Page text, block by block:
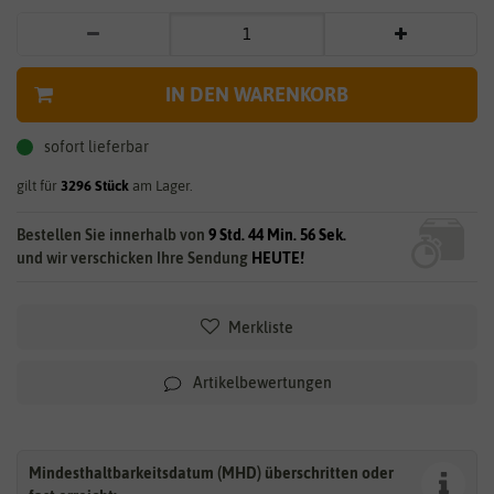
IN DEN WARENKORB
sofort lieferbar
gilt für 3296 Stück am Lager.
Bestellen Sie innerhalb von 9 Std. 44 Min. 55 Sek.
und wir verschicken Ihre Sendung HEUTE!
Merkliste
Artikelbewertungen
Mindesthaltbarkeitsdatum (MHD) überschritten oder